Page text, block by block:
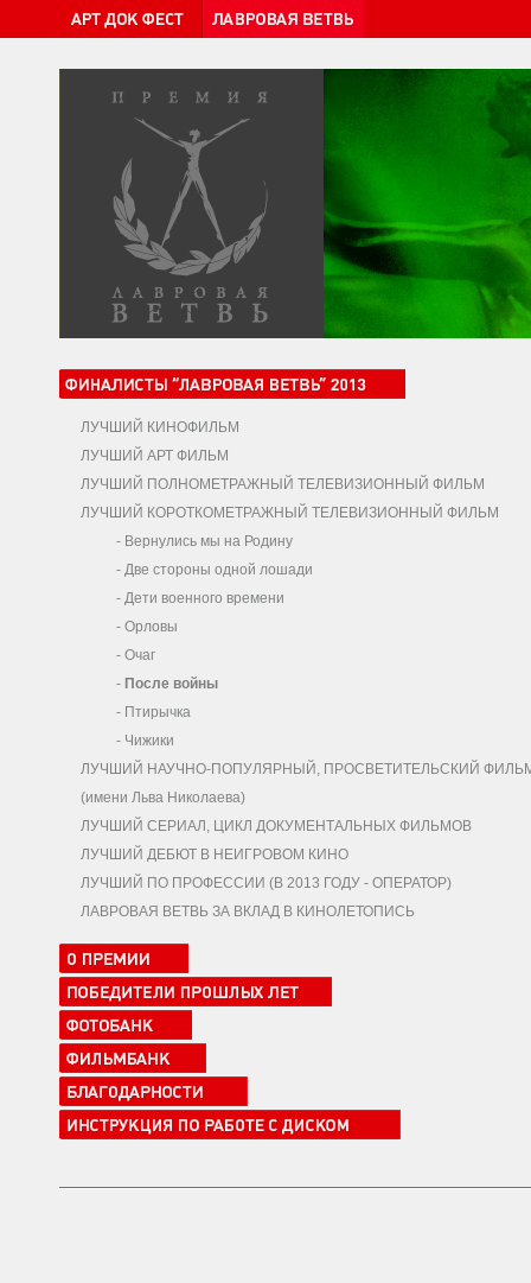
ЛУЧШИЙ КИНОФИЛЬМ
ЛУЧШИЙ АРТ ФИЛЬМ
ЛУЧШИЙ ПОЛНОМЕТРАЖНЫЙ ТЕЛЕВИЗИОННЫЙ ФИЛЬМ
ЛУЧШИЙ КОРОТКОМЕТРАЖНЫЙ ТЕЛЕВИЗИОННЫЙ ФИЛЬМ
- Вернулись мы на Родину
- Две стороны одной лошади
- Дети военного времени
- Орловы
- Очаг
- После войны
- Птирычка
- Чижики
ЛУЧШИЙ НАУЧНО-ПОПУЛЯРНЫЙ, ПРОСВЕТИТЕЛЬСКИЙ
(имени Льва Николаева)
ЛУЧШИЙ СЕРИАЛ, ЦИКЛ ДОКУМЕНТАЛЬНЫХ ФИЛЬМОВ
ЛУЧШИЙ ДЕБЮТ В НЕИГРОВОМ КИНО
ЛУЧШИЙ ПО ПРОФЕССИИ (В 2013 ГОДУ - ОПЕРАТОР)
ЛАВРОВАЯ ВЕТВЬ ЗА ВКЛАД В КИНОЛЕТОПИСЬ